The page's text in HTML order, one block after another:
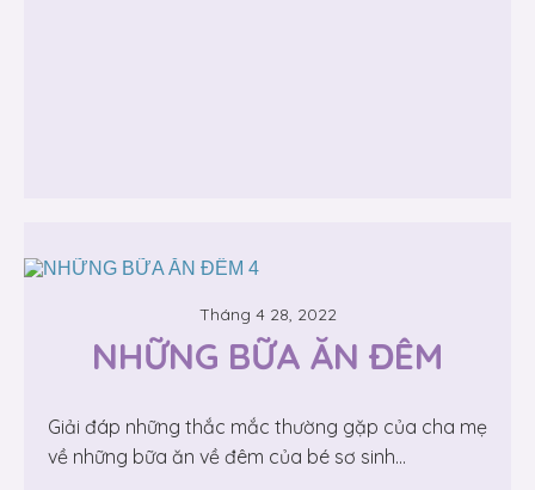
Tháng 4 28, 2022
NHỮNG BỮA ĂN ĐÊM
Giải đáp những thắc mắc thường gặp của cha mẹ
về những bữa ăn về đêm của bé sơ sinh...